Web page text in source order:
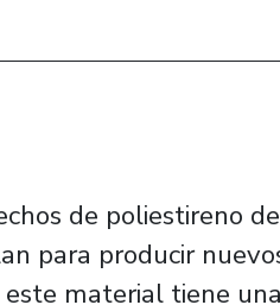
de poliestireno
para producir
material tiene una